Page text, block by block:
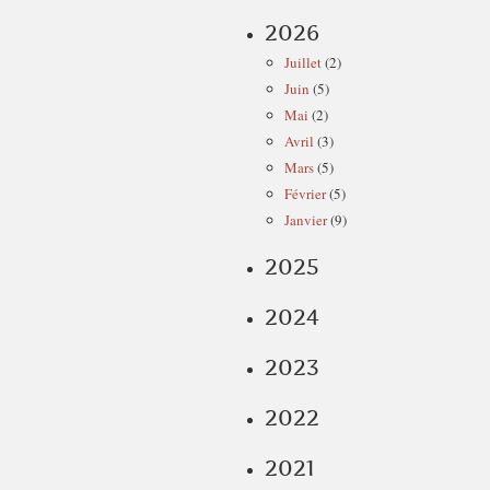
2026
Juillet(2)
Juin (5)
Mai (2)
Avril (3)
Mars(5)
Février(5)
Janvier(9)
2025
2024
2023
2022
2021